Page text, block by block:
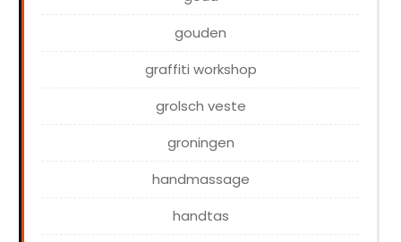
gouden
graffiti workshop
grolsch veste
groningen
handmassage
handtas